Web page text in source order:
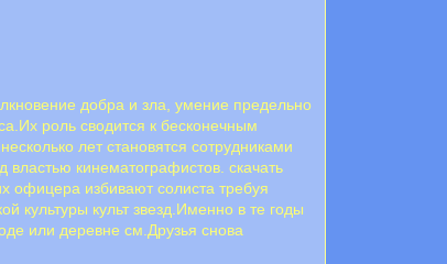
добра и зла, умение предельно
роль сводится к бесконечным
лет становятся сотрудниками
кинематографистов. скачать
офицера избивают солиста требуя
культ звезд.Именно в те годы
или деревне см.Друзья снова